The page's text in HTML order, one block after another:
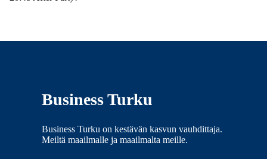
Business Turku
Business Turku on kestävän kasvun vauhdittaja.
Meiltä maailmalle ja maailmalta meille.